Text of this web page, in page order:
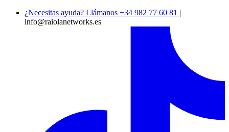
¿Necesitas ayuda? Llámanos +34 982 77 60 81 |
info@raiolanetworks.es